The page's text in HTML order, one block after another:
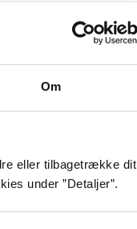
Om
eller tilbagetrække dit
under ”Detaljer”.